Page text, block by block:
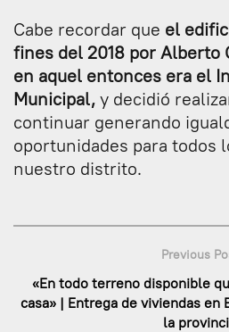
Cabe recordar que el
fines del 2018 por Alberto
en aquel entonces era el
Municipal, y decidió
continuar generando
oportunidades para todos
nuestro distrito.
Previous
«En todo terreno disponible
casa» | Entrega de viviendas en
la